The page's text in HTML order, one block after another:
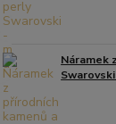
Náramek